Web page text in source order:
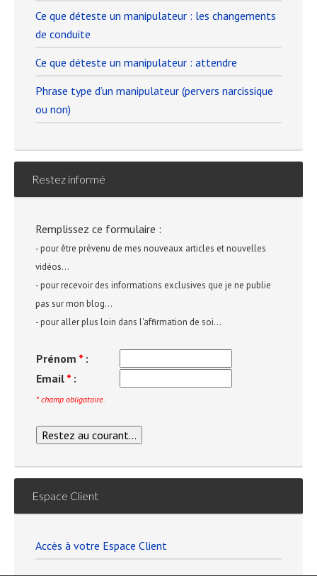
Ce que déteste un manipulateur : les changements
de conduite
Ce que déteste un manipulateur : attendre
Phrase type d’un manipulateur (pervers narcissique
ou non)
Restez informé
Remplissez ce formulaire :
- pour être prévenu de mes nouveaux articles et nouvelles
vidéos...
- pour recevoir des informations exclusives que je ne publie
pas sur mon blog...
- pour aller plus loin dans l'affirmation de soi...
Prénom * :
Email * :
* champ obligatoire.
Espace Client
Accès à votre Espace Client